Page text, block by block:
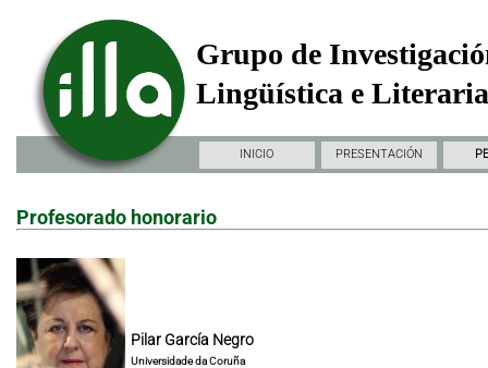
Grupo de
Lingüística e
INICIO PRESENTACIÓN
Profesorado honorario
Pilar García Negro
Universidade da Coruña